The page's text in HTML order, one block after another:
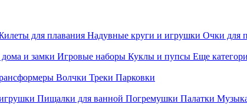
для плавания Надувные круги и игрушки Очки для
и замки Игровые наборы Куклы и пупсы Еще
Волчки Треки Парковки
Пищалки для ванной Погремушки Палатки